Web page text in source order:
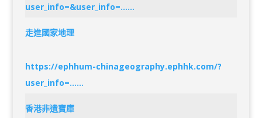
user_info=&user_info=……
走進國家地理
https://ephhum-chinageography.ephhk.com/?
user_info=……
香港非遺寶庫